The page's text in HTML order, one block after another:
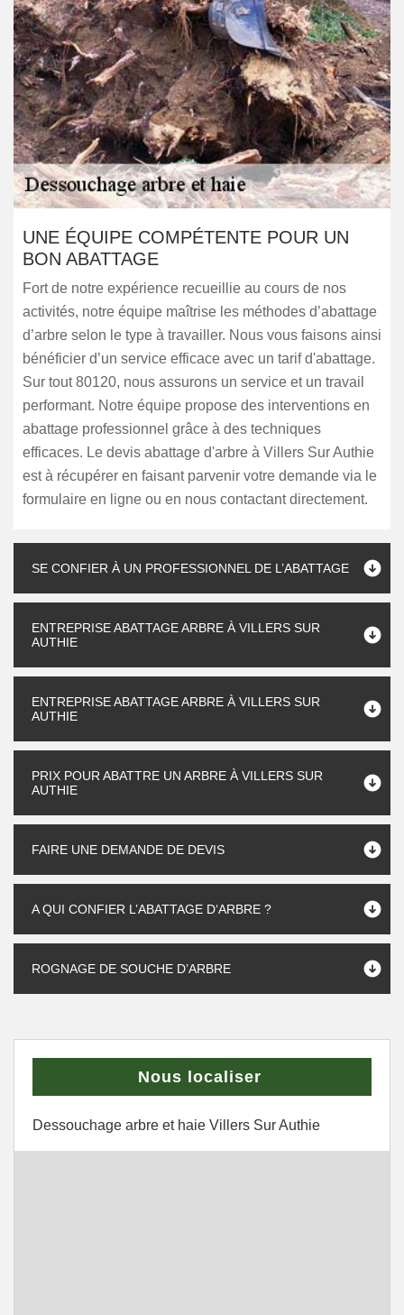
UNE ÉQUIPE COMPÉTENTE POUR UN
BON ABATTAGE
Fort de notre expérience recueillie au cours de nos
activités, notre équipe maîtrise les méthodes d’abattage
d’arbre selon le type à travailler. Nous vous faisons ainsi
bénéficier d’un service efficace avec un tarif d'abattage.
Sur tout 80120, nous assurons un service et un travail
performant. Notre équipe propose des interventions en
abattage professionnel grâce à des techniques
efficaces. Le devis abattage d'arbre à Villers Sur Authie
est à récupérer en faisant parvenir votre demande via le
formulaire en ligne ou en nous contactant directement.
SE CONFIER À UN PROFESSIONNEL DE L’ABATTAGE
ENTREPRISE ABATTAGE ARBRE À VILLERS SUR
AUTHIE
ENTREPRISE ABATTAGE ARBRE À VILLERS SUR
AUTHIE
PRIX POUR ABATTRE UN ARBRE À VILLERS SUR
AUTHIE
FAIRE UNE DEMANDE DE DEVIS
A QUI CONFIER L’ABATTAGE D‘ARBRE ?
ROGNAGE DE SOUCHE D’ARBRE
Nous localiser
Dessouchage arbre et haie Villers Sur Authie